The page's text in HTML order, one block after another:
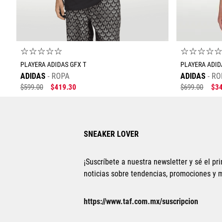
☆☆☆☆☆
PLAYERA ADIDAS GFX T
ADIDAS ROPA
$599.00 $419.30
☆☆☆☆
PLAYERA
ADIDAS
$699.00 $
SNEAKER LOVER
¡Suscríbete a nuestra newsletter y sé el
noticias sobre tendencias, promociones y
https://www.taf.com.mx/suscripcion